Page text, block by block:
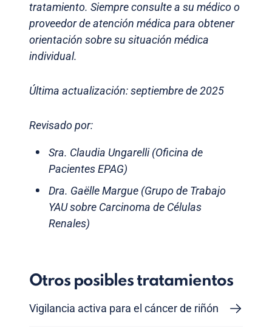
tratamiento. Siempre consulte a su médico o
proveedor de atención médica para obtener
orientación sobre su situación médica
individual.
Última actualización: septiembre de 2025
Revisado por:
Sra. Claudia Ungarelli (Oficina de
Pacientes EPAG)
Dra. Gaëlle Margue (Grupo de Trabajo
YAU sobre Carcinoma de Células
Renales)
Otros posibles tratamientos
Vigilancia activa para el cáncer de riñón